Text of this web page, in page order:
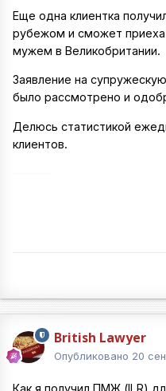
Еще одна клиентка
рубежом и сможет
мужем в Великобритании.
Заявление на
было рассмотрено и
Делюсь статистикой
клиентов.
British Lawyer
Опубликовано 20
Как я получил ПМЖ (ILR)